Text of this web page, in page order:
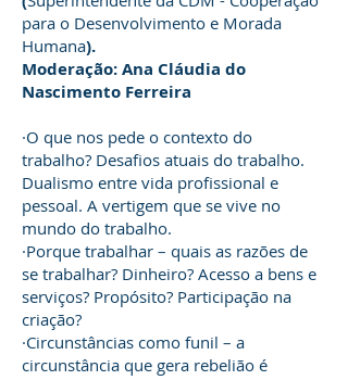
para o Desenvolvimento e Morada
Humana).
Moderação: Ana Cláudia do
Nascimento Ferreira
·O que nos pede o contexto do
trabalho? Desafios atuais do trabalho.
Dualismo entre vida profissional e
pessoal. A vertigem que se vive no
mundo do trabalho.
·Porque trabalhar – quais as razões de
se trabalhar? Dinheiro? Acesso a bens e
serviços? Propósito? Participação na
criação?
·Circunstâncias como funil – a
circunstância que gera rebelião é